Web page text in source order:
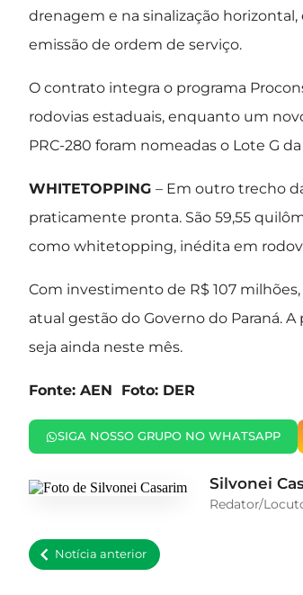
drenagem e na sinalização horizontal,
emissão de ordem de serviço.
O contrato integra o programa
rodovias estaduais, enquanto um
PRC-280 foram nomeadas o Lote G
WHITETOPPING – Em outro trecho
praticamente pronta. São 59,55
como whitetopping, inédita em
Com investimento de R$ 107
atual gestão do Governo do Paraná.
seja ainda neste mês.
Fonte: AEN Foto: DER
SIGA NOSSO GRUPO NO WHATSAPP
Silvonei
Redator/
Notícia anterior